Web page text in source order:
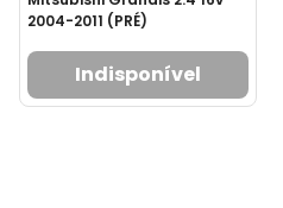
2004-2011 (PRÉ)
Indisponível